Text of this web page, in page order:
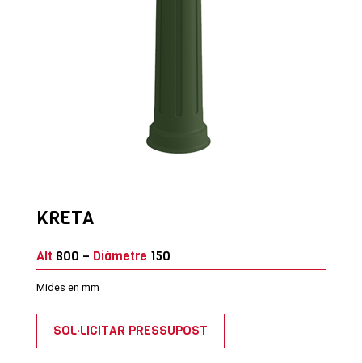
KRETA
Alt 800 – Diàmetre 150
Mides en mm
SOL·LICITAR PRESSUPOST